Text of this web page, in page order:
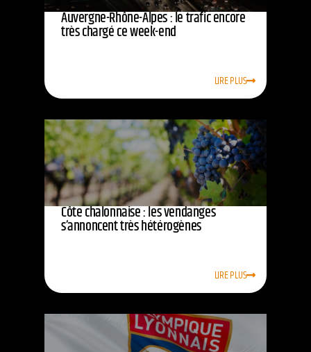
Auvergne-Rhône-Alpes : le trafic encore
très chargé ce week-end
LIRE PLUS
Côte chalonnaise : les vendanges
s’annoncent très hétérogènes
LIRE PLUS